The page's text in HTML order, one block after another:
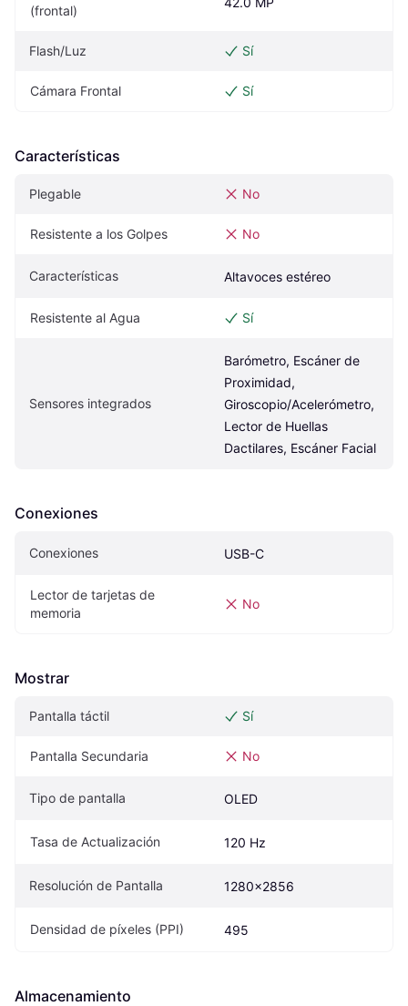
(frontal)
Flash/Luz Sí
Cámara Frontal Sí
Características
Plegable No
Resistente a los Golpes No
Características Altavoces estéreo
Resistente al Agua Sí
Sensores integrados
Barómetro, Escáner de
Proximidad,
Giroscopio/Acelerómetro,
Lector de Huellas
Dactilares, Escáner Facial
Conexiones
Conexiones USB-C
Lector de tarjetas de
memoria
No
Mostrar
Pantalla táctil Sí
Pantalla Secundaria No
Tipo de pantalla OLED
Tasa de Actualización 120 Hz
Resolución de Pantalla 1280x2856
Densidad de píxeles (PPI) 495
Almacenamiento